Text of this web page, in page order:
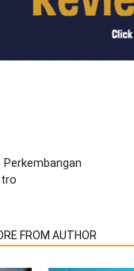
FROM AUTHOR